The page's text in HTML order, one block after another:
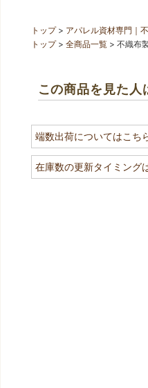
制服の納品袋とし
スーツの保管・発
業務用にふさわしい
すめです。
トップ アパレル資材専門｜
トップ
全商品一覧 不織布
この商品を見た人
端数出荷についてはこち
在庫数の更新タイミング